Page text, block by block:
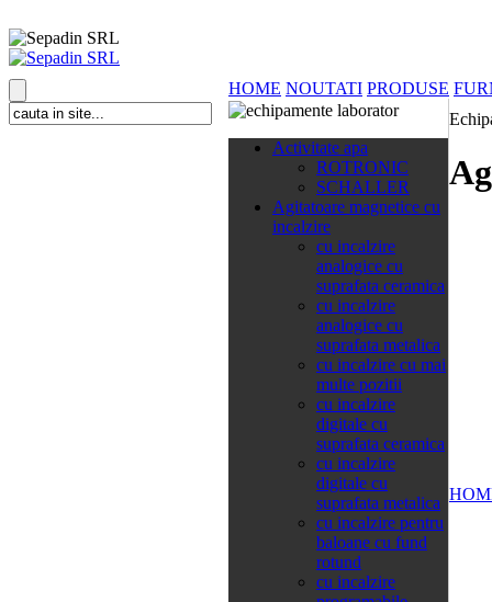
HOME NOUTATI PRODUSE
Activitate apa
ROTRONIC
SCHALLER
Agitatoare magnetice cu
incalzire
cu incalzire
analogice cu
suprafata ceramica
cu incalzire
analogice cu
suprafata metalica
cu incalzire cu mai
multe pozitii
cu incalzire
digitale cu
suprafata ceramica
cu incalzire
digitale cu
suprafata metalica
cu incalzire pentru
baloane cu fund
rotund
cu incalzire